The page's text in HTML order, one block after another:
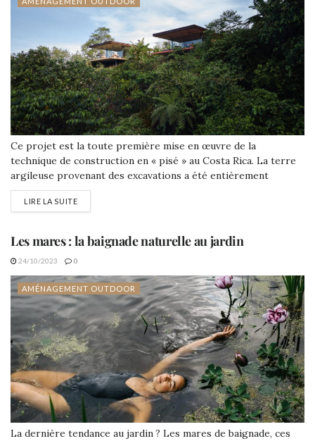
Ce projet est la toute première mise en œuvre de la
technique de construction en « pisé » au Costa Rica. La terre
argileuse provenant des excavations a été entièrement
utilisée pour la construction de tous les murs porteurs du
périmètre.
LIRE LA SUITE
Les mares : la baignade naturelle au jardin
24/10/2023 0
AMÉNAGEMENT OUTDOOR
La dernière tendance au jardin ? Les mares de baignade, ces